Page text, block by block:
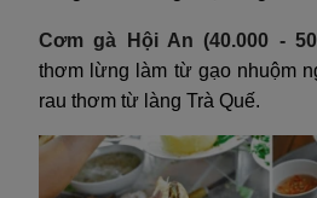
Cơm gà Hội An (40.000 -
thơm lừng làm từ gạo nhuộm
rau thơm từ làng Trà Quế.